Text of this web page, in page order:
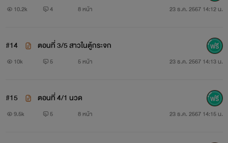
10.2k 4 8 หน้า 23 ธ.ค. 2567 14:12 น.
#14 ตอนที่ 3/5 สาวในตู้กระจก
10k 5 5 หน้า 23 ธ.ค. 2567 14:13 น.
#15 ตอนที่ 4/1 นวด
9.5k 5 8 หน้า 23 ธ.ค. 2567 14:15 น.